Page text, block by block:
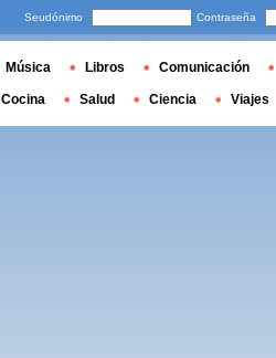
Seudónimo Contraseña
Música Libros Comunicación
Cocina Salud Ciencia Viajes